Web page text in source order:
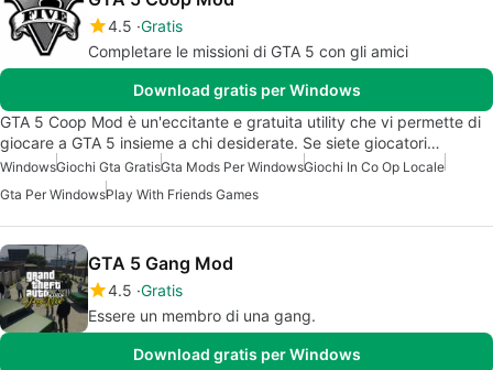
4.5 Gratis
Completare le missioni di GTA 5 con gli amici
Download gratis per Windows
GTA 5 Coop Mod è un'eccitante e gratuita utility che vi permette di
giocare a GTA 5 insieme a chi desiderate. Se siete giocatori…
WindowsGiochi Gta GratisGta Mods Per WindowsGiochi In Co Op Locale
Gta Per WindowsPlay With Friends Games
GTA 5 Gang Mod
4.5 Gratis
Essere un membro di una gang.
Download gratis per Windows